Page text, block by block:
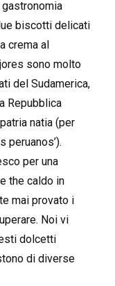
biscotti delicati
crema al
sono molto
del Sudamerica,
Repubblica
natia (per
peruanos’).
per una
the caldo in
mai provato i
Noi vi
dolcetti
di diverse